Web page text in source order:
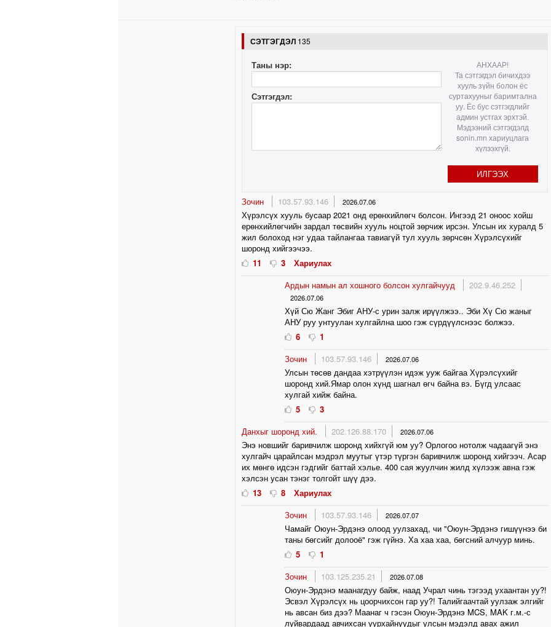
СЭТГЭГДЭЛ 135
Таны нэр:
Сэтгэгдэл:
АНХААР!
Та сэтгэгдэл бичихдээ
хууль зүйн болон ёс
суртахууныг баримтална
уу. Ёс бус сэтгэгдлийг
админ устгах эрхтэй.
Мэдээний сэтгэгдэлд
sonin.mn хариуцлага
хүлээхгүй.
ИЛГЭЭХ
Зочин 103.57.93.146 2026.07.06
Хүрэлсүх хууль бусаар 2021 онд ерөнхийлөгч болсон. Ингээд 21 оноос хойш
ерөнхийлөгчийн зардал төсвийн хууль ноцтой зөрчиж ирсэн. Улсын их хуралд 5
жил болоход нэг удаа тайлангаа тавиагүй тул хууль зөрчсөн Хүрэлсүхийг
шоронд хийгээчээ.
11
3
Хариулах
Ардын намын ал хошного болсон хулгайчууд
202.9.46.252
2026.07.06
Хүй Сю Жанг Эбиг АНУ-с урин залж ирүүлжээ.. Эби Хү Сю жаныг
АНУ руу унтуулан хулгайлна шоо гэж сүрдүүлснээс болжээ.
6
1
Зочин
103.57.93.146 2026.07.06
Улсын төсөв дандаа хэтрүүлэн идэж ууж байгаа Хүрэлсүхийг
шоронд хий.Ямар олон хүнд шагнал өгч байна вэ. Бүгд улсаас
хулгай хийж байна.
5
3
Данхыг шоронд хий.
202.126.88.170 2026.07.06
Энэ новшийг баривчилж шоронд хийхгүй юм уу? Орлогоо нотолж чадаагүй энэ
хулгайч царайлсан мэдрэл муутыг үтэр түргэн баривчилж шоронд хийгээч. Асар
их мөнгө идсэн гэдгийг баттай хэлье. 400 сая жуулчин жилд хүлээж авна гэж
хэлсэн усан тэнэг толгойт шүү дээ.
13
8
Хариулах
Зочин
103.57.93.146 2026.07.07
Чамайг Оюун-Эрдэнэ олоод уулзахад, чи "Оюун-Эрдэнэ гишүүнээ би
таны бөгсийг долооё" гэж гүйнэ. Ха хаа хаа, бөгсний алчуур минь.
5
1
Зочин
103.125.235.21 2026.07.08
Оюун-Эрдэнэ маанагдуу байж, наад Учрал чинь тэгээд ухаантан уу?!
Эсвэл Хүрэлсүх нь цоорчихсон гар уу?! Талийгаачтай уулзаж элгийг
нь авсан биз дээ? Маанаг ч гэсэн Оюун-Эрдэнэ MCS, MAK г.м.-с
луйвардаад авчихсан уурхайнуудыг улсын мэдэлд авах ажил